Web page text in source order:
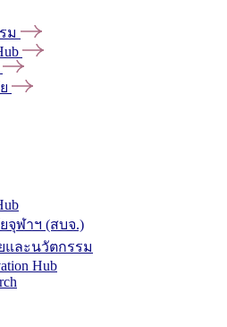
ม
จุฬาฯ (สบจ.)
และนวัตกรรม
Hub